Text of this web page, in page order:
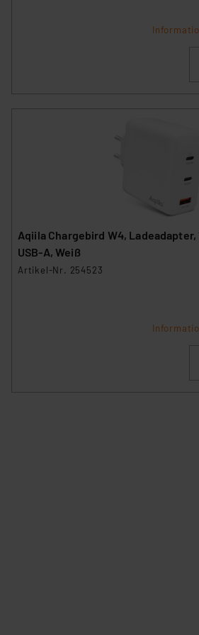
Datenschutzerklärung
Aqiila Chargebird W4, Ladeadapter,
USB-A, Weiß
Artikel-Nr. 254523